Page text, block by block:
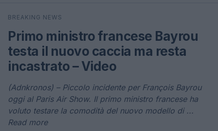
Cerca
BREAKING NEWS
Primo ministro francese Bayrou
testa il nuovo caccia ma resta
incastrato – Video
(Adnkronos) – Piccolo incidente per François Bayrou
oggi al Paris Air Show. Il primo ministro francese ha
voluto testare la comodità del nuovo modello di ...
Read more